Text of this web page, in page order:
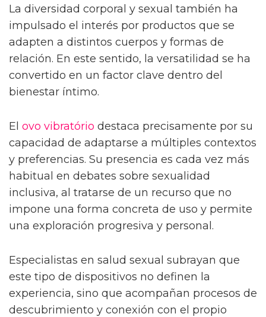
La diversidad corporal y sexual también ha
impulsado el interés por productos que se
adapten a distintos cuerpos y formas de
relación. En este sentido, la versatilidad se ha
convertido en un factor clave dentro del
bienestar íntimo.
El ovo vibratório destaca precisamente por su
capacidad de adaptarse a múltiples contextos
y preferencias. Su presencia es cada vez más
habitual en debates sobre sexualidad
inclusiva, al tratarse de un recurso que no
impone una forma concreta de uso y permite
una exploración progresiva y personal.
Especialistas en salud sexual subrayan que
este tipo de dispositivos no definen la
experiencia, sino que acompañan procesos de
descubrimiento y conexión con el propio